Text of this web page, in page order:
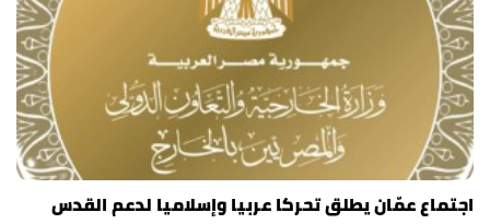
اجتماع عمّان يطلق تحركا عربيا وإسلاميا لدعم القدس